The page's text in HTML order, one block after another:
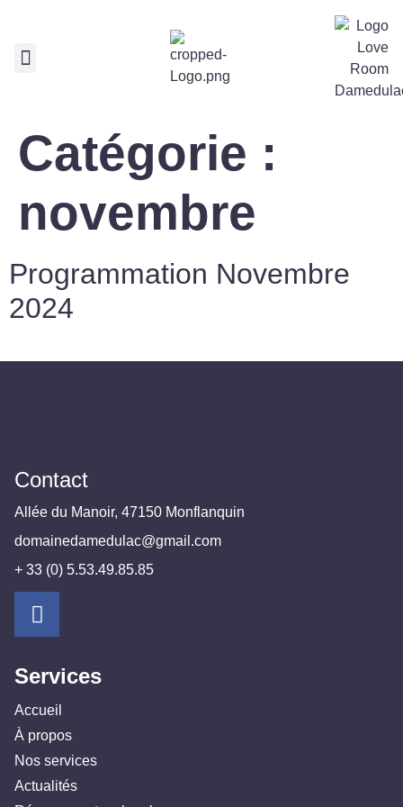
Catégorie :
novembre
Programmation Novembre
2024
Contact
Allée du Manoir, 47150 Monflanquin
domainedamedulac@gmail.com
+ 33 (0) 5.53.49.85.85
Services
Accueil
À propos
Nos services
Actualités